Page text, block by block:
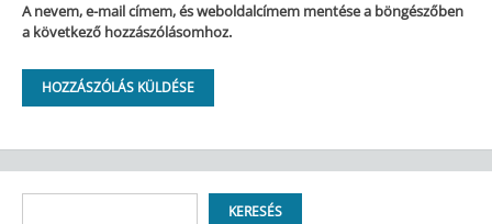
A nevem, e-mail címem, és weboldalcímem mentése a böngészőben
a következő hozzászólásomhoz.
KERESÉS